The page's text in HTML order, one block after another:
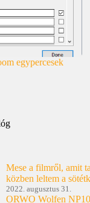
egypercesek
Mese a filmről, amit
közben leltem a
2022. augusztus 31.
ORWO Wolfen